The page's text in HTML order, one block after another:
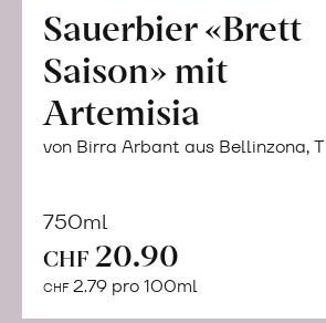
Sauerbier «Brett
Saison» mit
Artemisia
von Birra Arbant aus Bellinzona,
750ml
CHF 20.90
CHF 2.79 pro 100ml
Warenkorb